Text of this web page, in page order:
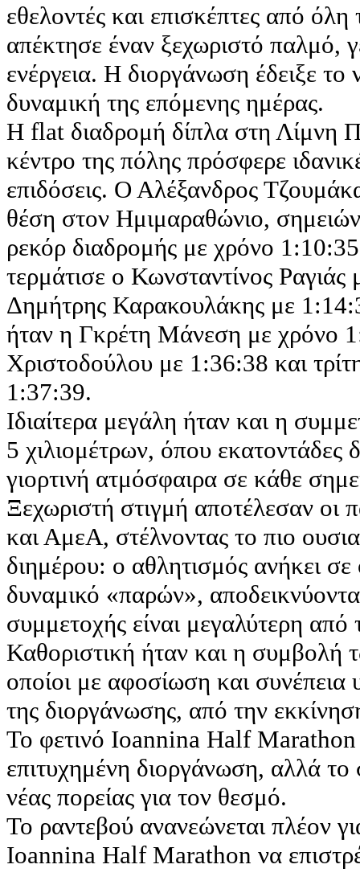
εθελοντές και επισκέπτες από
απέκτησε έναν ξεχωριστό παλμό,
ενέργεια. Η διοργάνωση έδειξε
δυναμική της επόμενης ημέρας.
Η flat διαδρομή δίπλα στη Λίμνη
κέντρο της πόλης πρόσφερε
επιδόσεις. Ο Αλέξανδρος
θέση στον Ημιμαραθώνιο,
ρεκόρ διαδρομής με χρόνο
τερμάτισε ο Κωνσταντίνος
Δημήτρης Καρακουλάκης με
ήταν η Γκρέτη Μάνεση με χρόνο
Χριστοδούλου με 1:36:38 και
1:37:39.
Ιδιαίτερα μεγάλη ήταν και η
5 χιλιομέτρων, όπου εκατοντάδες
γιορτινή ατμόσφαιρα σε κάθε
Ξεχωριστή στιγμή αποτέλεσαν οι
και ΑμεΑ, στέλνοντας το πιο
διημέρου: ο αθλητισμός ανήκει
δυναμικό «παρών»,
συμμετοχής είναι μεγαλύτερη από
Καθοριστική ήταν και η συμβολή
οποίοι με αφοσίωση και
της διοργάνωσης, από την
Το φετινό Ioannina Half Marathon
επιτυχημένη διοργάνωση, αλλά το
νέας πορείας για τον θεσμό.
Το ραντεβού ανανεώνεται πλέον
Ioannina Half Marathon να